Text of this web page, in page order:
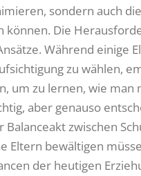
sondern auch
können. Die
Während einige
zu wählen,
um zu lernen, wie
aber genauso
Balanceakt zwischen
Eltern bewältigen
der heutigen